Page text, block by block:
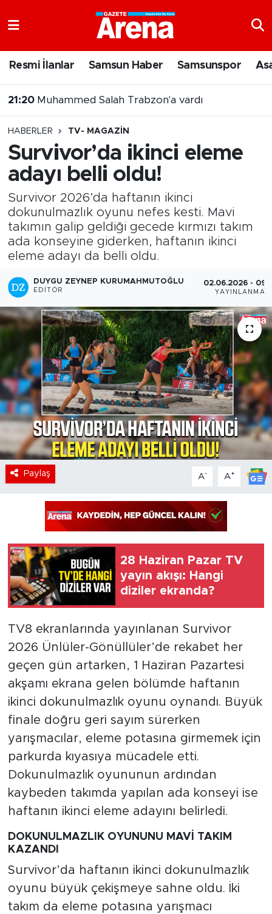
Resmi İlanlar Samsun Haber Samsunspor
21:20 Muhammed Salah Trabzon'a vardı
HABERLER TV- MAGAZIN
Survivor’da ikinci eleme
adayı belli oldu!
Survivor 2026’da haftanın ikinci
dokunulmazlık oyunu nefes kesti. Mavi
takımın galip geldiği gecede kırmızı takım
ada konseyine giderken, haftanın ikinci
eleme adayı da belli oldu.
DUYGU ZEYNEP KURUMAHMUTOĞLU
EDITÖR
02.06.2026 -
YAYINLANMA
Paylaş A- A+
28 Haziran Pazar TV
yayın akışı: Hangi
diziler ekranda?
TV8 ekranlarında yayınlanan Survivor
2026 Ünlüler-Gönüllüler’de rekabet her
geçen gün artarken, 1 Haziran Pazartesi
akşamı ekrana gelen bölümde haftanın
ikinci dokunulmazlık oyunu oynandı. Büyük
finale doğru geri sayım sürerken
yarışmacılar, eleme potasına girmemek için
parkurda kıyasıya mücadele etti.
Dokunulmazlık oyununun ardından
kaybeden takımda yapılan ada konseyi ise
haftanın ikinci eleme adayını belirledi.
DOKUNULMAZLIK OYUNUNU MAVİ TAKIM
KAZANDI
Survivor’da haftanın ikinci dokunulmazlık
oyunu büyük çekişmeye sahne oldu. İki
takım da eleme potasına yarışmacı
Süper Lig Puan Durumu ve Fikstür
Tüm Manşetler
Son Dakika Haberleri
Haber Arşivi